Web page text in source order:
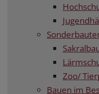
Zoo/
Bauen im